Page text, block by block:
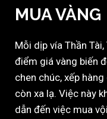
MUA VÀNG
Mỗi dịp vía Thần
điểm giá vàng biến
chen chúc, xếp
còn xa lạ. Việc này
dẫn đến việc mua